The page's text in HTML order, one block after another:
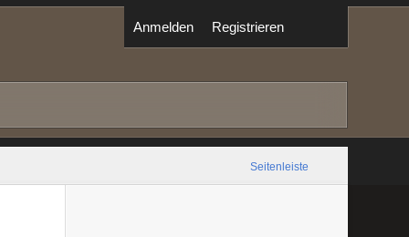
Anmelden Registrieren
Seitenleiste